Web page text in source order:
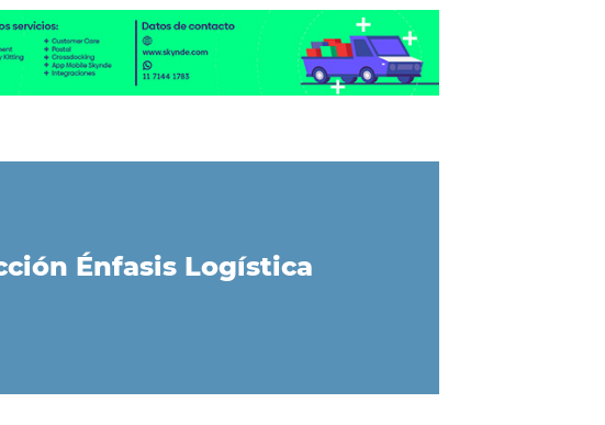
Énfasis Logística